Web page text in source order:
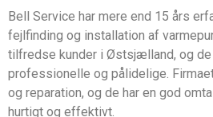
Bell Service har mere end 15 års
fejlfinding og installation af
tilfredse kunder i Østsjælland, og
professionelle og pålidelige.
og reparation, og de har en god
hurtigt og effektivt.